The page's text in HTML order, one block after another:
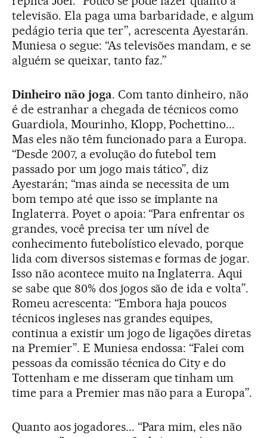
televisão. Ela paga uma barbaridade, e algum
pedágio teria que ter”, acrescenta Ayestarán.
Muniesa o segue: “As televisões mandam, e se
alguém se queixar, tanto faz.”
Dinheiro não joga. Com tanto dinheiro, não
é de estranhar a chegada de técnicos como
Guardiola, Mourinho, Klopp, Pochettino...
Mas eles não têm funcionado para a Europa.
“Desde 2007, a evolução do futebol tem
passado por um jogo mais tático”, diz
Ayestarán; “mas ainda se necessita de um
bom tempo até que isso se implante na
Inglaterra. Poyet o apoia: “Para enfrentar os
grandes, você precisa ter um nível de
conhecimento futebolístico elevado, porque
lida com diversos sistemas e formas de jogar.
Isso não acontece muito na Inglaterra. Aqui
se sabe que 80% dos jogos são de ida e volta”.
Romeu acrescenta: “Embora haja poucos
técnicos ingleses nas grandes equipes,
continua a existir um jogo de ligações diretas
na Premier”. E Muniesa endossa: “Falei com
pessoas da comissão técnica do City e do
Tottenham e me disseram que tinham um
time para a Premier mas não para a Europa”.
Quanto aos jogadores... “Para mim, eles não